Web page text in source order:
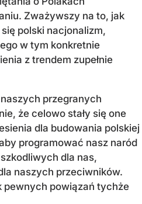
Zważywszy na to, jak
polski nacjonalizm,
w tym konkretnie
z trendem zupełnie
przegranych
że celowo stały się one
dla budowania polskiej
programować nasz naród
dla nas,
naszych przeciwników.
pewnych powiązań tychże